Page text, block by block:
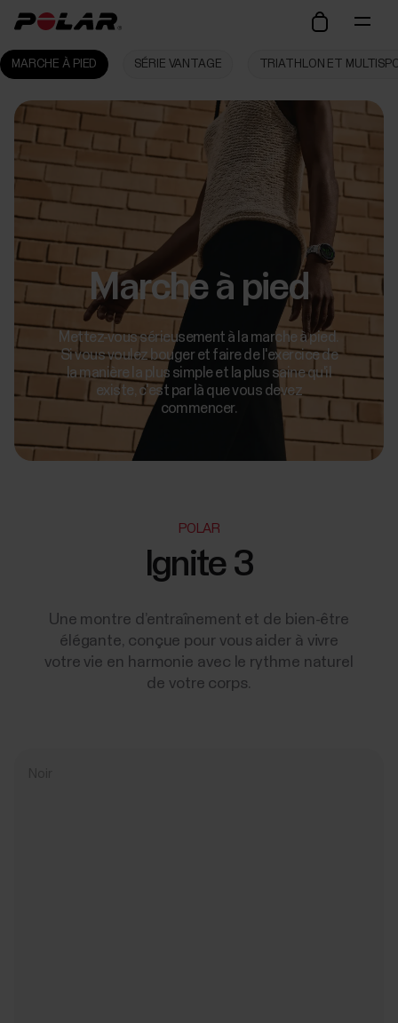
MARCHE À PIED SÉRIE VANTAGE TRIATHLON ET
Marche à pied
Mettez-vous sérieusement à la marche à pied.
Si vous voulez bouger et faire de l'exercice de
la manière la plus simple et la plus saine qu'il
existe, c'est par là que vous devez
commencer.
POLAR
Ignite 3
Une montre d’entraînement et de bien-être
élégante, conçue pour vous aider à vivre
votre vie en harmonie avec le rythme naturel
de votre corps.